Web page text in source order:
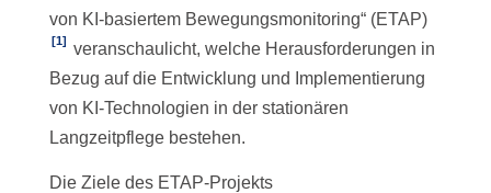
von KI-basiertem Bewegungsmonitoring“ (ETAP)
[1] veranschaulicht, welche Herausforderungen in
Bezug auf die Entwicklung und Implementierung
von KI-Technologien in der stationären
Langzeitpflege bestehen.
Die Ziele des ETAP-Projekts